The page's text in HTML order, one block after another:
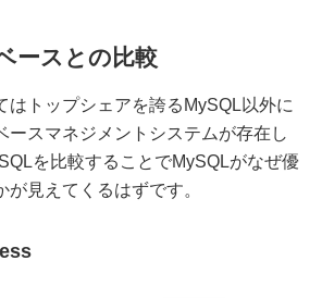
ースとの比較
はトップシェアを誇るMySQL以外に
ースマネジメントシステムが存在し
を比較することでMySQLがなぜ優
見えてくるはずです。